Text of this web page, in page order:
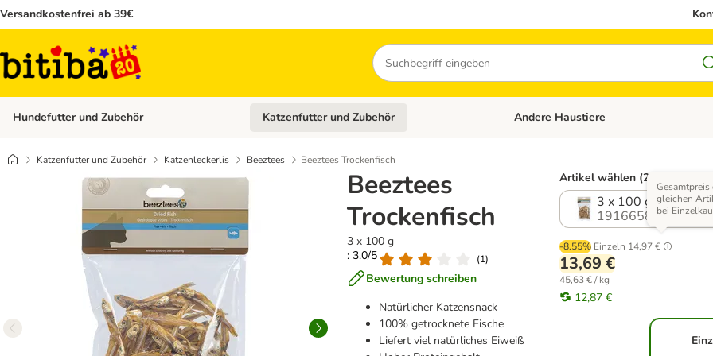
Versandkostenfrei ab 39€
Suchen
Hundefutter und Zubehör Kategorie-Menü öffnen: Hundefutter und Zubehör
Katzenfutter und Zubehör Kategorie-Menü öffnen: Katzenfutter und
Andere Haustiere
Katzenfutter und Zubehör Katzenleckerlis Beeztees Beeztees Trockenfisch
Beeztees
Trockenfisch
3 x 100 g
: 3.0/5
(1)
Bewertung schreiben
Natürlicher Katzensnack
100% getrocknete Fische
Liefert viel natürliches Eiweiß
Artikel wählen (2 Varianten)
3 x 100 g
1916658.1
-8.55% Einzeln 14,97 €
Gesamtpreis
gleichen
bei
13,69 €
45,63 € / kg
12,87 €